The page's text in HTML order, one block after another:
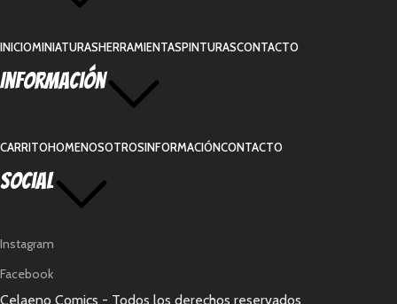
INICIOMINIATURASHERRAMIENTASPINTURASCONTACTO
Información
CARRITOHOMENOSOTROSINFORMACIÓNCONTACTO
Social
Instagram
Facebook
Celaeno Comics - Todos los derechos reservados